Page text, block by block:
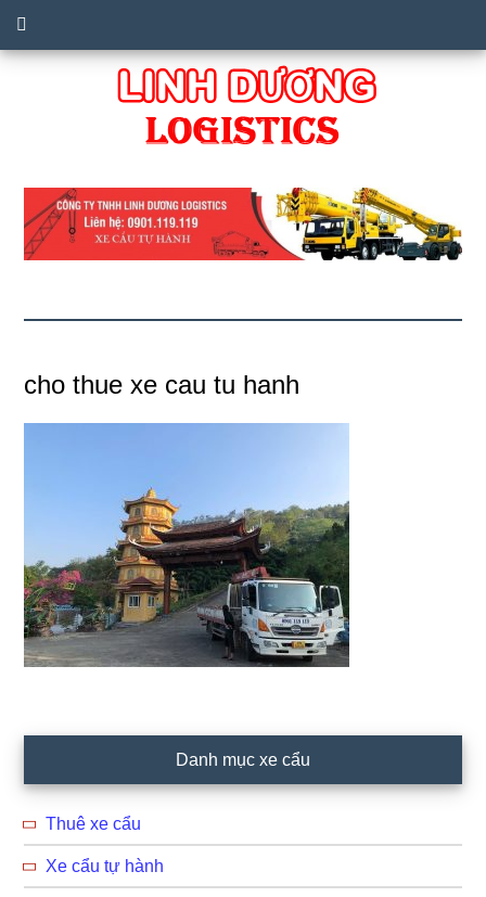
cho thue xe cau tu hanh
Sidebar
Danh mục xe cẩu
Thuê xe cẩu
Xe cẩu tự hành